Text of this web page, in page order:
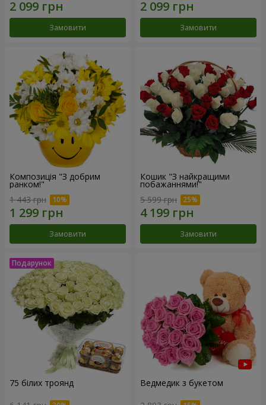
Замовити Замовити
Композиція "З добрим
ранком!"
1 443 грн
Замовити
Кошик "З найкращими
побажаннями!"
5 599 грн
Замовити
75 білих троянд Ведмедик з букетом